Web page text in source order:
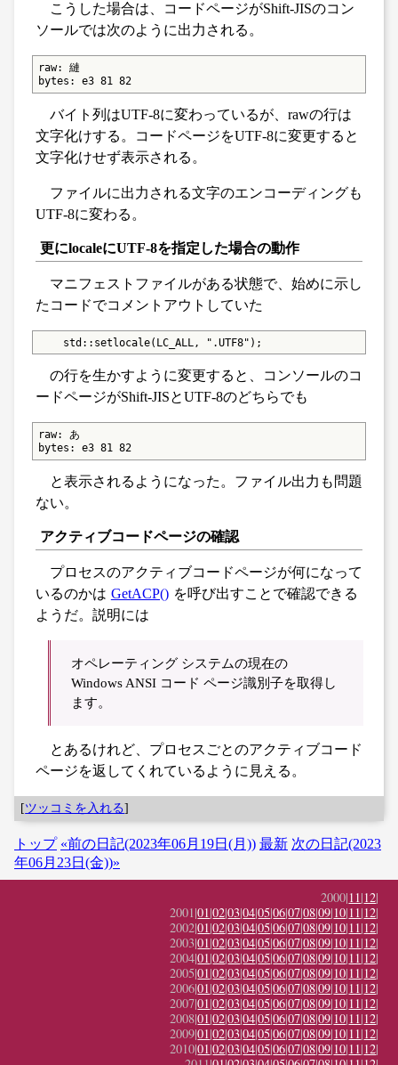
こうした場合は、コードページがShift-JISのコン
ソールでは次のように出力される。
raw: 縺
bytes: e3 81 82
バイト列はUTF-8に変わっているが、rawの行は
文字化けする。コードページをUTF-8に変更すると
文字化けせず表示される。
ファイルに出力される文字のエンコーディングも
UTF-8に変わる。
更にlocaleにUTF-8を指定した場合の動作
マニフェストファイルがある状態で、始めに示し
たコードでコメントアウトしていた
    std::setlocale(LC_ALL, ".UTF8");
の行を生かすように変更すると、コンソールのコ
ードページがShift-JISとUTF-8のどちらでも
raw: あ
bytes: e3 81 82
と表示されるようになった。ファイル出力も問題
ない。
アクティブコードページの確認
プロセスのアクティブコードページが何になって
いるのかは GetACP() を呼び出すことで確認できる
ようだ。説明には
オペレーティング システムの現在の
Windows ANSI コード ページ識別子を取得し
ます。
とあるけれど、プロセスごとのアクティブコード
ページを返してくれているように見える。
[ツッコミを入れる]
トップ «前の日記(2023年06月19日(月)) 最新 次の日記(2023
年06月23日(金))»
2000|11|12|
2001|01|02|03|04|05|06|07|08|09|10|11|12|
2002|01|02|03|04|05|06|07|08|09|10|11|12|
2003|01|02|03|04|05|06|07|08|09|10|11|12|
2004|01|02|03|04|05|06|07|08|09|10|11|12|
2005|01|02|03|04|05|06|07|08|09|10|11|12|
2006|01|02|03|04|05|06|07|08|09|10|11|12|
2007|01|02|03|04|05|06|07|08|09|10|11|12|
2008|01|02|03|04|05|06|07|08|09|10|11|12|
2009|01|02|03|04|05|06|07|08|09|10|11|12|
2010|01|02|03|04|05|06|07|08|09|10|11|12|